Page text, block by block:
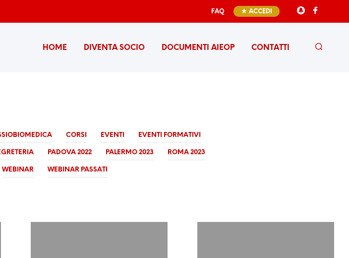
FAQ ★ ACCEDI
HOME DIVENTA SOCIO DOCUMENTI AIEOP CONTATTI
CORSI EVENTI EVENTI FORMATIVI
PADOVA 2022 PALERMO 2023 ROMA 2023
WEBINAR WEBINAR PASSATI